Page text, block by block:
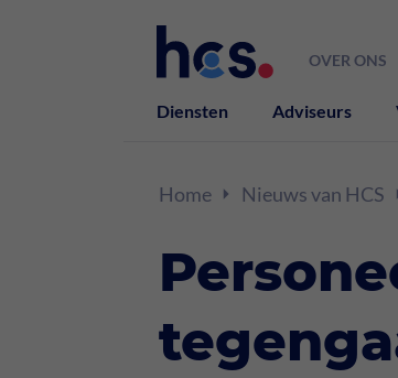
OVER ONS
Diensten Adviseurs
Home Nieuws van HCS